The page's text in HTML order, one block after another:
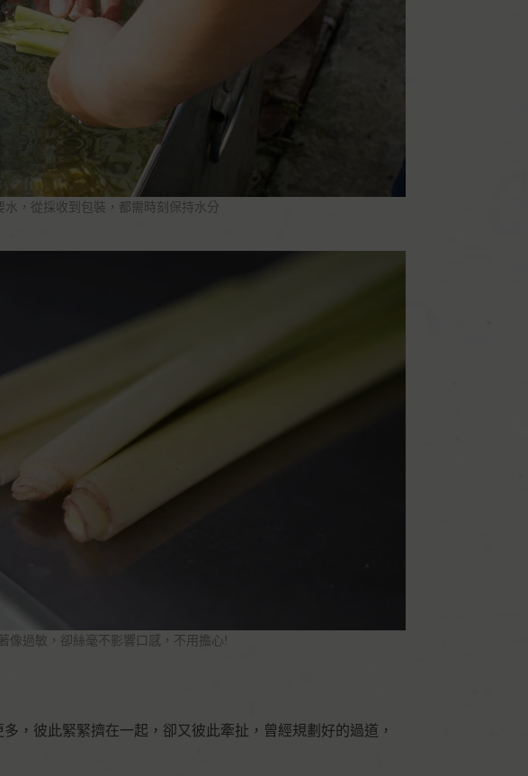
水，從採收到包裝，都需時刻保持水分
像過敏，卻絲毫不影響口感，不用擔心!
，彼此緊緊擠在一起，卻又彼此牽扯，曾經規劃好的過道，